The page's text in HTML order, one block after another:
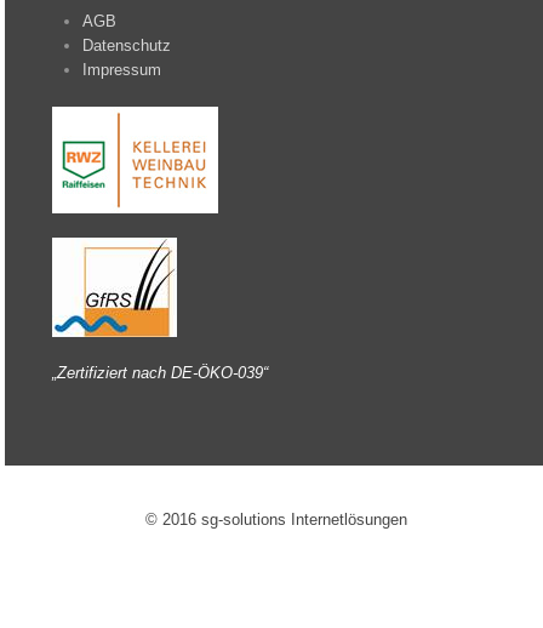
AGB
Datenschutz
Impressum
„Zertifiziert nach DE-ÖKO-039“
© 2016 sg-solutions Internetlösungen